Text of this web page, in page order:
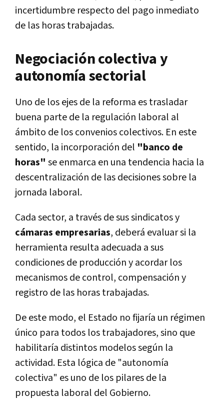
incertidumbre respecto del pago inmediato
de las horas trabajadas.
Negociación colectiva y
autonomía sectorial
Uno de los ejes de la reforma es trasladar
buena parte de la regulación laboral al
ámbito de los convenios colectivos. En este
sentido, la incorporación del "banco de
horas" se enmarca en una tendencia hacia la
descentralización de las decisiones sobre la
jornada laboral.
Cada sector, a través de sus sindicatos y
cámaras empresarias, deberá evaluar si la
herramienta resulta adecuada a sus
condiciones de producción y acordar los
mecanismos de control, compensación y
registro de las horas trabajadas.
De este modo, el Estado no fijaría un régimen
único para todos los trabajadores, sino que
habilitaría distintos modelos según la
actividad. Esta lógica de "autonomía
colectiva" es uno de los pilares de la
propuesta laboral del Gobierno.